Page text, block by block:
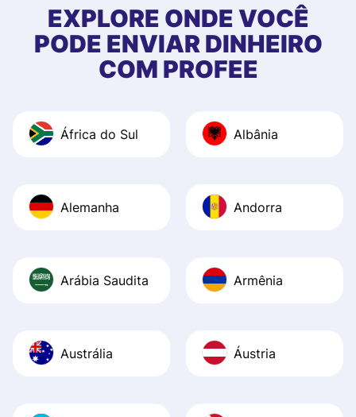
first started
app, and they
quick to provide
and helpful
Recommend it!
EXPLORE ONDE VOCÊ
PODE ENVIAR DINHEIRO
COM PROFEE
África do Sul Albânia
Alemanha Andorra
Arábia Saudita Armênia
Austrália Áustria